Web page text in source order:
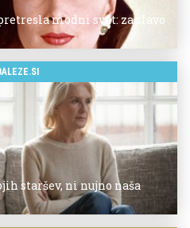
modni svet: za slavo
staršev, ni nujno naša